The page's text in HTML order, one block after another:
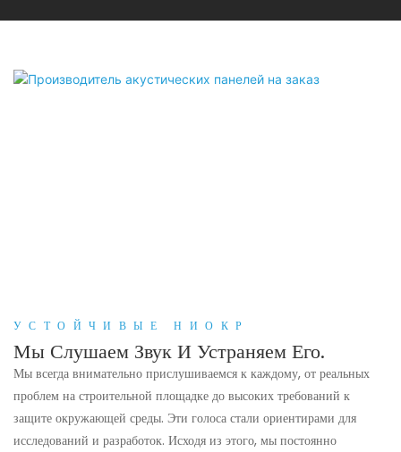
УСТОЙЧИВЫЕ НИОКР
Мы Слушаем Звук И Устраняем Его.
Мы всегда внимательно прислушиваемся к каждому, от реальных
проблем на строительной площадке до высоких требований к
защите окружающей среды. Эти голоса стали ориентирами для
исследований и разработок. Исходя из этого, мы постоянно